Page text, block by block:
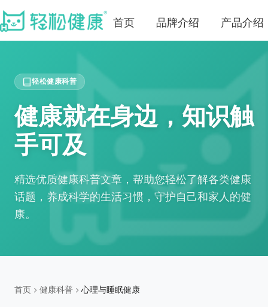
首页 品牌介绍 产品介绍
轻松健康科普
健康就在身边，知识触
手可及
精选优质健康科普文章，帮助您轻松了解各类健康
话题，养成科学的生活习惯，守护自己和家人的健
康。
首页 健康科普 心理与睡眠健康